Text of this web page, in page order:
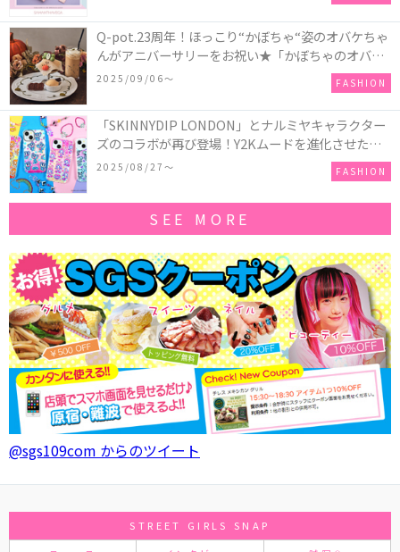
Q-pot.23周年！ほっこり“かぼちゃ“姿のオバケちゃ
んがアニバーサリーをお祝い★「かぼちゃのオバケ
ーキアクセサリー」が新発売！Q-pot CAFE.では
「かぼちゃのオバケーキプレート」も登場
2025/09/06〜 FASHION
「SKINNYDIP LONDON」とナルミヤキャラクター
ズのコラボが再び登場！Y2Kムードを進化させた新
作コレクションを発売♪
2025/08/27〜 FASHION
SEE MORE
@sgs109com からのツイート
STREET GIRLS SNAP